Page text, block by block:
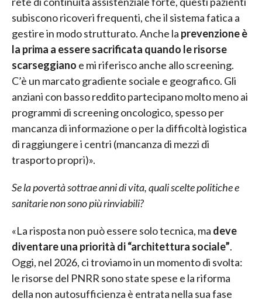
subiscono ricoveri frequenti, che il sistema fatica a
gestire in modo strutturato. Anche la prevenzione è
la prima a essere sacrificata quando le risorse
scarseggiano e mi riferisco anche allo screening.
C’è un marcato gradiente sociale e geografico. Gli
anziani con basso reddito partecipano molto meno ai
programmi di screening oncologico, spesso per
mancanza di informazione o per la difficoltà logistica
di raggiungere i centri (mancanza di mezzi di
trasporto propri)».
Se la povertà sottrae anni di vita, quali scelte politiche e
sanitarie non sono più rinviabili?
«La risposta non può essere solo tecnica, ma deve
diventare una priorità di “architettura sociale”.
Oggi, nel 2026, ci troviamo in un momento di svolta:
le risorse del PNRR sono state spese e la riforma
della non autosufficienza è entrata nella sua fase